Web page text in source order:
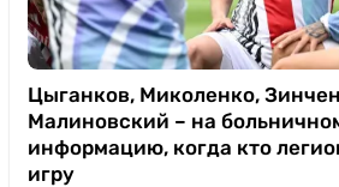
Цыганков, Миколенко,
Малиновский – на
информацию, когда кто
игру